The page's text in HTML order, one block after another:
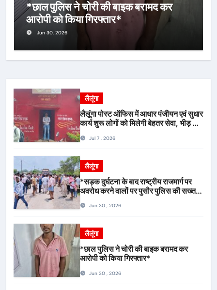
*छाल पुलिस ने चोरी की बाइक बरामद कर
आरोपी को किया गिरफ्तार*
Jun 30, 2026
लैलूंगा
लैलूंगा पोस्ट ऑफिस में आधार पंजीयन एवं सुधार
कार्य शुरू लोगों को मिलेगी बेहतर सेवा, भीड़ से
Jul 7 , 2026
लैलूंगा
*सड़क दुर्घटना के बाद राष्ट्रीय राजमार्ग पर
अवरोध करने वालों पर पुसौर पुलिस की सख्त
Jun 30 , 2026
लैलूंगा
*छाल पुलिस ने चोरी की बाइक बरामद कर
आरोपी को किया गिरफ्तार*
Jun 30 , 2026